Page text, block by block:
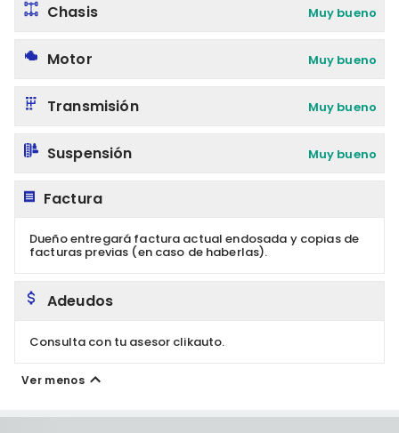
Chasis Muy bueno
Motor Muy bueno
Transmisión Muy bueno
Suspensión Muy bueno
Factura
Dueño entregará factura actual endosada y copias de
facturas previas (en caso de haberlas).
Adeudos
Consulta con tu asesor clikauto.
Ver menos